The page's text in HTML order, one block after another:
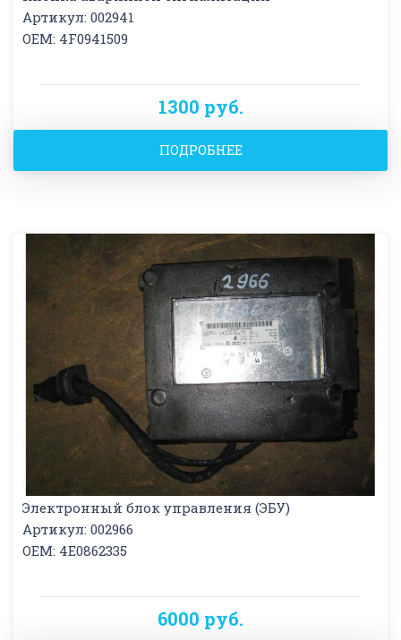
Артикул: 002941
OEM: 4F0941509
1300 руб.
ПОДРОБНЕЕ
Электронный блок управления (ЭБУ)
Артикул: 002966
OEM: 4E0862335
6000 руб.